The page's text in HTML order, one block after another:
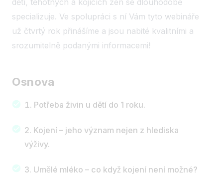
specializuje. Ve spolupráci s ní Vám tyto webináře
už čtvrtý rok přinášíme a jsou nabité kvalitními a
srozumitelně podanými informacemi!
Osnova
Potřeba živin u dětí do 1 roku.
Kojení – jeho význam nejen z hlediska
výživy.
Umělé mléko – co když kojení není možné?